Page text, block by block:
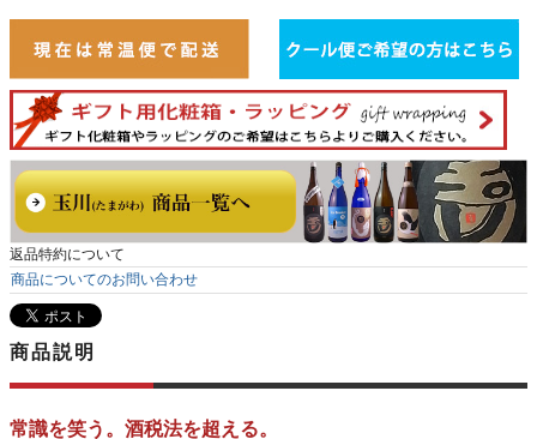
返品特約について
商品についてのお問い合わせ
商品説明
常識を笑う。酒税法を超える。